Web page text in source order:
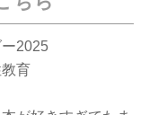
2025
育